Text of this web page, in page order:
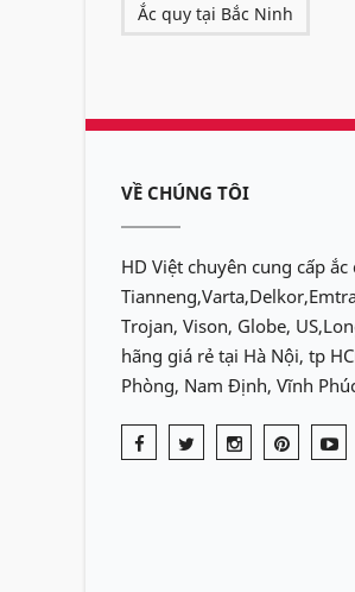
Ắc quy tại Bắc Ninh
VỀ CHÚNG TÔI
HD Việt chuyên cung cấp ắc
Trojan, Vison, Globe,
hãng giá rẻ tại Hà Nội, tp
Phòng, Nam Định, Vĩnh